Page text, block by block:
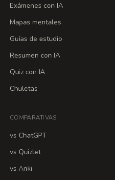
Exámenes con IA
Mapas mentales
Guías de estudio
Resumen con IA
Quiz con IA
Chuletas
COMPARATIVAS
vs ChatGPT
vs Quizlet
vs Anki